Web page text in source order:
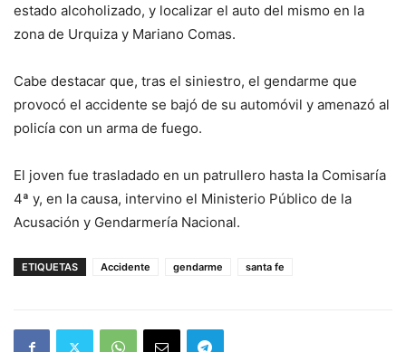
estado alcoholizado, y localizar el auto del mismo en la
zona de Urquiza y Mariano Comas.
Cabe destacar que, tras el siniestro, el gendarme que
provocó el accidente se bajó de su automóvil y amenazó al
policía con un arma de fuego.
El joven fue trasladado en un patrullero hasta la Comisaría
4ª y, en la causa, intervino el Ministerio Público de la
Acusación y Gendarmería Nacional.
ETIQUETAS Accidente gendarme santa fe